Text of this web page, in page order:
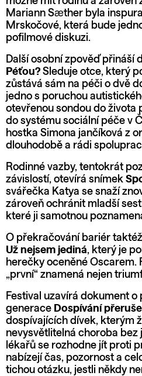
Mariann Sæther byla
Mrskočové, která bude
pofilmové diskuzi.
Další osobní zpověď přináší
Péťou? Sleduje otce, který
zůstává sám na péči o dvě
jedno s poruchou
otevřenou sondou do života
do systému sociální péče v
hostka Simona jančíková z
dlouhodobě a rádi
Rodinné vazby, tentokrát
závislostí, otevírá snímek
svářečka Katya se snaží
zároveň ochránit mladší
které ji samotnou
O překračování bariér
Už nejsem jediná, který je
herečky oceněné Oscarem.
„první“ znamená nejen
Festival uzavírá dokument
generace Dospívání
dospívajících dívek, kterým
nevysvětlitelná choroba bez
lékařů se rozhodne jít proti
nabízejí čas, pozornost a
tichou otázku, jestli někdy